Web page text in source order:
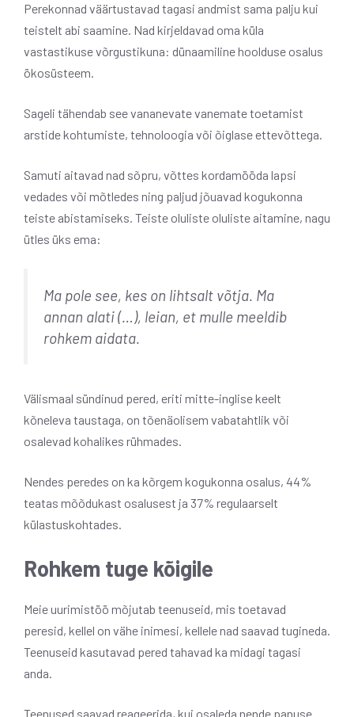
Perekonnad väärtustavad tagasi andmist sama palju kui
teistelt abi saamine. Nad kirjeldavad oma küla
vastastikuse võrgustikuna: dünaamiline hoolduse osalus
ökosüsteem.
Sageli tähendab see vananevate vanemate toetamist
arstide kohtumiste, tehnoloogia või õiglase ettevõttega.
Samuti aitavad nad sõpru, võttes kordamööda lapsi
vedades või mõtledes ning paljud jõuavad kogukonna
teiste abistamiseks. Teiste oluliste oluliste aitamine, nagu
ütles üks ema:
Ma pole see, kes on lihtsalt võtja. Ma
annan alati (…), leian, et mulle meeldib
rohkem aidata.
Välismaal sündinud pered, eriti mitte-inglise keelt
kõneleva taustaga, on tõenäolisem vabatahtlik või
osalevad kohalikes rühmades.
Nendes peredes on ka kõrgem kogukonna osalus, 44%
teatas mõõdukast osalusest ja 37% regulaarselt
külastuskohtades.
Rohkem tuge kõigile
Meie uurimistöö mõjutab teenuseid, mis toetavad
peresid, kellel on vähe inimesi, kellele nad saavad tugineda.
Teenuseid kasutavad pered tahavad ka midagi tagasi
anda.
Teenused saavad reageerida, kui osaleda nende panuse